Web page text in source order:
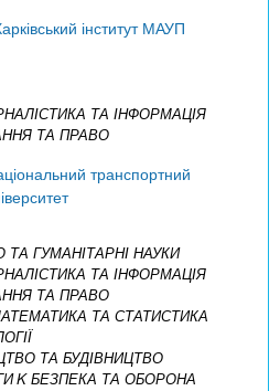
інститут МАУП
ТА ІНФОРМАЦІЯ
ТА ПРАВО
транспортний
ГУМАНІТАРНІ НАУКИ
ТА ІНФОРМАЦІЯ
ТА ПРАВО
ТА СТАТИСТИКА
ТА БУДІВНИЦТВО
K БЕЗПЕКА ТА ОБОРОНА